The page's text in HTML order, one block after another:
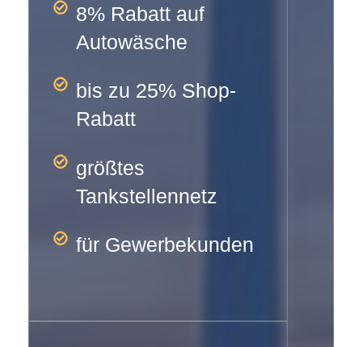
8% Rabatt auf
Autowäsche
bis zu 25% Shop-
Rabatt
größtes
Tankstellennetz
für Gewerbekunden